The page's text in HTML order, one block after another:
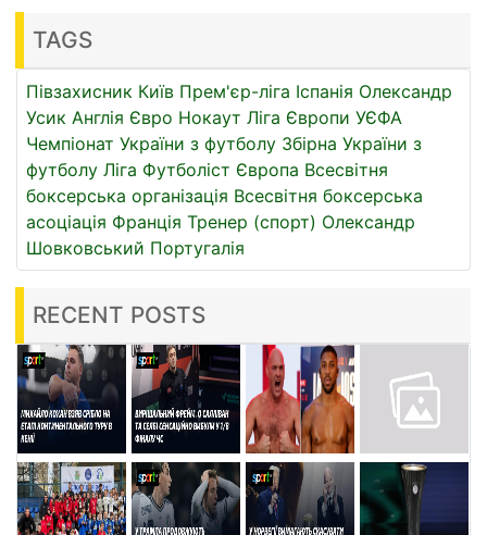
TAGS
Півзахисник Київ Прем'єр-ліга Іспанія Олександр
Усик Англія Євро Нокаут Ліга Європи УЄФА
Чемпіонат України з футболу Збірна України з
футболу Ліга Футболіст Європа Всесвітня
боксерська організація Всесвітня боксерська
асоціація Франція Тренер (спорт) Олександр
Шовковський Португалія
RECENT POSTS